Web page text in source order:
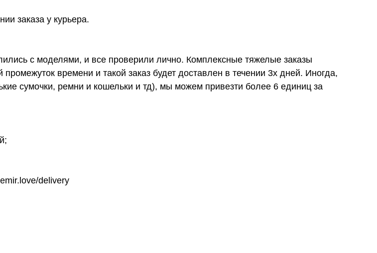
заказа у курьера.
с моделями, и все проверили лично. Комплексные тяжелые заказы
времени и такой заказ будет доставлен в течении 3х дней. Иногда,
сумочки, ремни и кошельки и тд), мы можем привезти более 6 единиц за
delivery